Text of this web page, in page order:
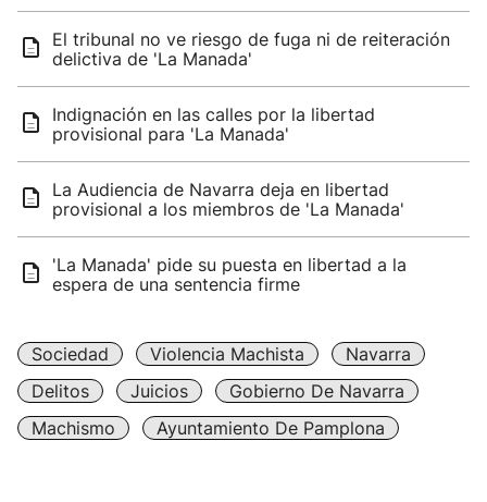
El tribunal no ve riesgo de fuga ni de reiteración
delictiva de 'La Manada'
Indignación en las calles por la libertad
provisional para 'La Manada'
La Audiencia de Navarra deja en libertad
provisional a los miembros de 'La Manada'
'La Manada' pide su puesta en libertad a la
espera de una sentencia firme
Sociedad Violencia Machista
Navarra
Delitos
Juicios
Gobierno De Navarra
Machismo
Ayuntamiento De Pamplona